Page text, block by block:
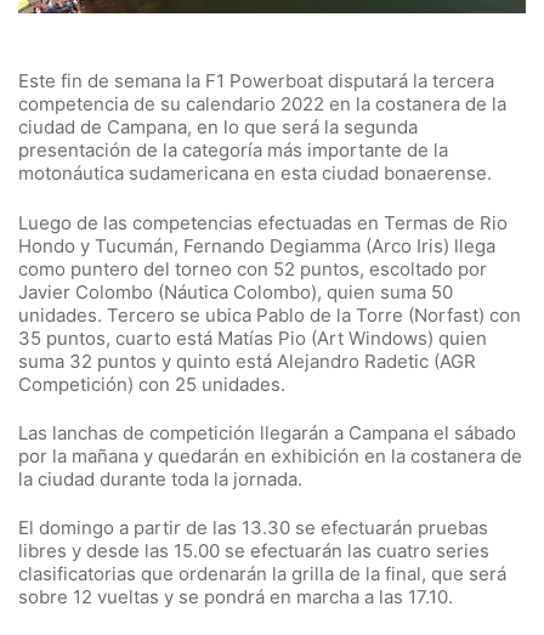
Este fin de semana la F1 Powerboat disputará la tercera
competencia de su calendario 2022 en la costanera de la
ciudad de Campana, en lo que será la segunda
presentación de la categoría más importante de la
motonáutica sudamericana en esta ciudad bonaerense.
Luego de las competencias efectuadas en Termas de Rio
Hondo y Tucumán, Fernando Degiamma (Arco Iris) llega
como puntero del torneo con 52 puntos, escoltado por
Javier Colombo (Náutica Colombo), quien suma 50
unidades. Tercero se ubica Pablo de la Torre (Norfast) con
35 puntos, cuarto está Matías Pio (Art Windows) quien
suma 32 puntos y quinto está Alejandro Radetic (AGR
Competición) con 25 unidades.
Las lanchas de competición llegarán a Campana el sábado
por la mañana y quedarán en exhibición en la costanera de
la ciudad durante toda la jornada.
El domingo a partir de las 13.30 se efectuarán pruebas
libres y desde las 15.00 se efectuarán las cuatro series
clasificatorias que ordenarán la grilla de la final, que será
sobre 12 vueltas y se pondrá en marcha a las 17.10.